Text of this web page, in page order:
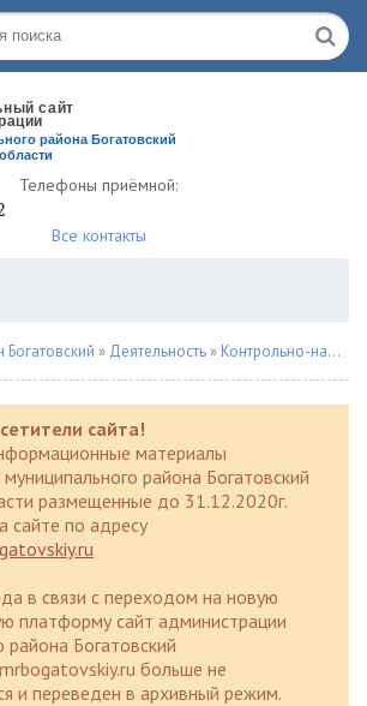
Телефоны приёмной:
Все контакты
» Деятельность » Контрольно-надзорная деятельность
сайта!
материалы
района Богатовский
размещенные до 31.12.2020г.
сайте по адресу
в связи с переходом на новую
платформу сайт администрации
района Богатовский
больше не
и переведен в архивный режим.